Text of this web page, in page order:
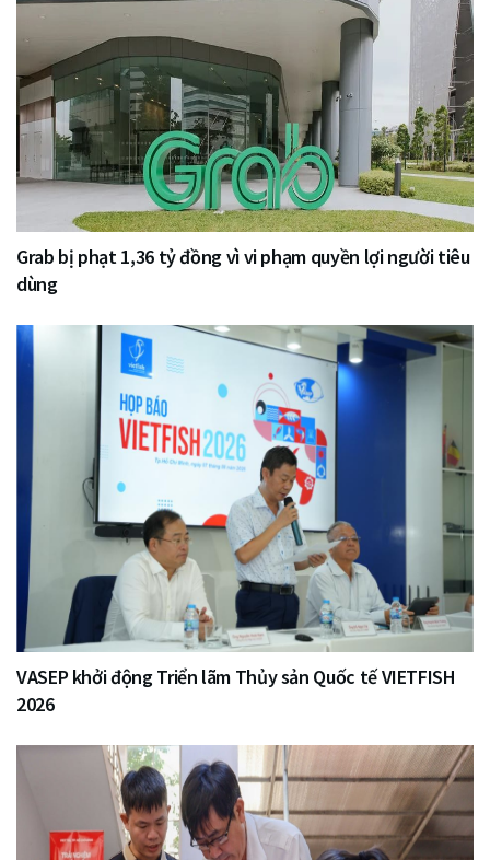
Grab bị phạt 1,36 tỷ đồng vì vi phạm quyền lợi người tiêu
dùng
VASEP khởi động Triển lãm Thủy sản Quốc tế VIETFISH
2026